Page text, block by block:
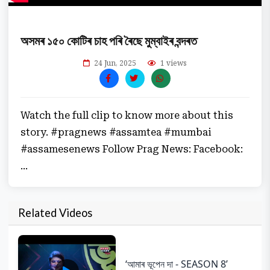
অসমৰ ১৫০ কোটিৰ চাহ পৰি ৰৈছে মুম্বাইৰ বন্দৰত
24 Jun, 2025 1 views
Watch the full clip to know more about this
story. #pragnews #assamtea #mumbai
#assamesenews Follow Prag News: Facebook:
...
Related Videos
‘আমাৰ ভূপেন দা - SEASON 8’